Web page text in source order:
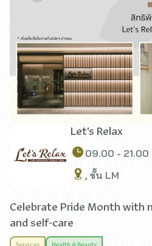
Let's Relax
09.00 - 21.00
, ชั้น LM
Celebrate Pride Month with
and self-care
Services Health & Beauty